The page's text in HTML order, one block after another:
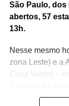
São Paulo, dos
abertos, 57
13h.
Nesse mesmo
zona Leste) e a
Casa Verde) –
Tavares) tinha